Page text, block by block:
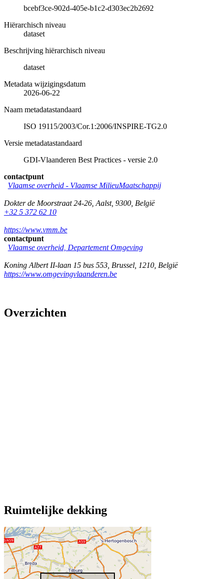
bcebf3ce-902d-405e-b1c2-d303ec2b2692
Hiërarchisch niveau
dataset
Beschrijving hiërarchisch niveau
dataset
Metadata wijzigingsdatum
2026-06-22
Naam metadatastandaard
ISO 19115/2003/Cor.1:2006/INSPIRE-TG2.0
Versie metadatastandaard
GDI-Vlaanderen Best Practices - versie 2.0
contactpunt
Vlaamse overheid - Vlaamse MilieuMaatschappij
Dokter de Moorstraat 24-26 Aalst, 9300 België
+32 5 372 62 10
https://www.vmm.be
contactpunt
Vlaamse overheid, Departement Omgeving
Koning Albert II-laan 15 bus 553 Brussel 1210 België
https://www.omgevingvlaanderen.be
Overzichten
Ruimtelijke dekking